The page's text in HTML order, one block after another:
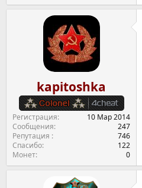
kapitoshka
Регистрация
10 Мар 2014
Сообщения
247
Репутация
746
Спасибо
122
Монет
0